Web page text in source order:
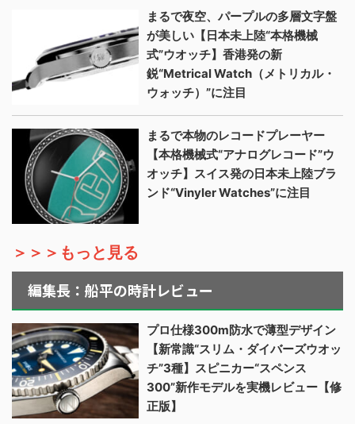
まるで夜空、パープルの多層文字盤
が美しい【日本未上陸“本格機械
式”ウオッチ】香港発の新
鋭“Metrical Watch（メトリカル・
ウォッチ）”に注目
まるで本物のレコードプレーヤー
【本格機械式“アナログレコード”ウ
オッチ】スイス発の日本未上陸ブラ
ンド“Vinyler Watches”に注目
＞＞＞もっと見る
編集長：船平の時計レビュー
プロ仕様300m防水で薄型デザイン
【新常識“スリム・ダイバーズウオッ
チ”3種】スピニカー“スペンス
300”新作モデルを実機レビュー【修
正版】